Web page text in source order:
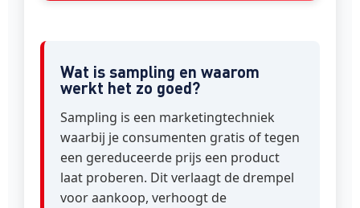
Wat is sampling en waarom
werkt het zo goed?
Sampling is een marketingtechniek
waarbij je consumenten gratis of tegen
een gereduceerde prijs een product
laat proberen. Dit verlaagt de drempel
voor aankoop, verhoogt de